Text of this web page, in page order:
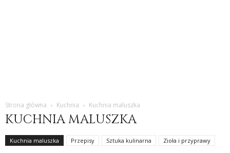
Strona główna Kuchnia Kuchnia maluszka
KUCHNIA MALUSZKA
Kuchnia maluszka Przepisy Sztuka kulinarna Zioła i przyprawy